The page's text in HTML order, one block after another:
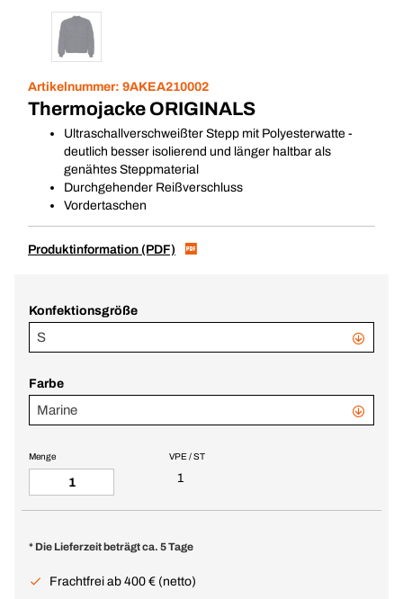
Artikelnummer: 9AKEA210002
Thermojacke ORIGINALS
Ultraschallverschweißter Stepp mit Polyesterwatte -
deutlich besser isolierend und länger haltbar als
genähtes Steppmaterial
Durchgehender Reißverschluss
Vordertaschen
Produktinformation (PDF)
Konfektionsgröße
S
Farbe
Marine
VPE / ST
1
Menge
* Die Lieferzeit beträgt ca. 5 Tage
Frachtfrei ab 400 € (netto)